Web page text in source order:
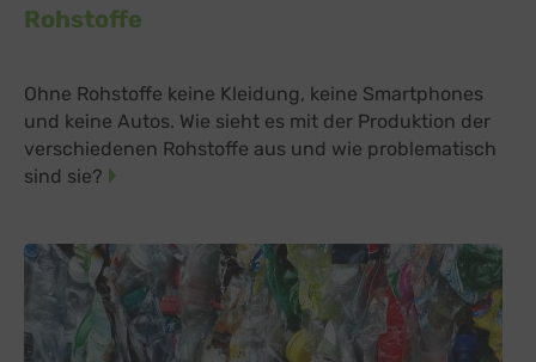
Rohstoffe
Ohne Rohstoffe keine Kleidung, keine Smartphones
und keine Autos. Wie sieht es mit der Produktion der
verschiedenen Rohstoffe aus und wie problematisch
sind sie?
YouTube
Google Ireland Limited, Irland